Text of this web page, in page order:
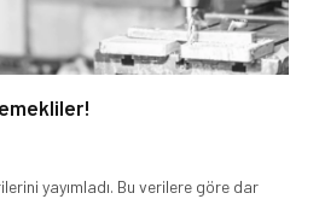
yayımladı. Bu verilere göre dar